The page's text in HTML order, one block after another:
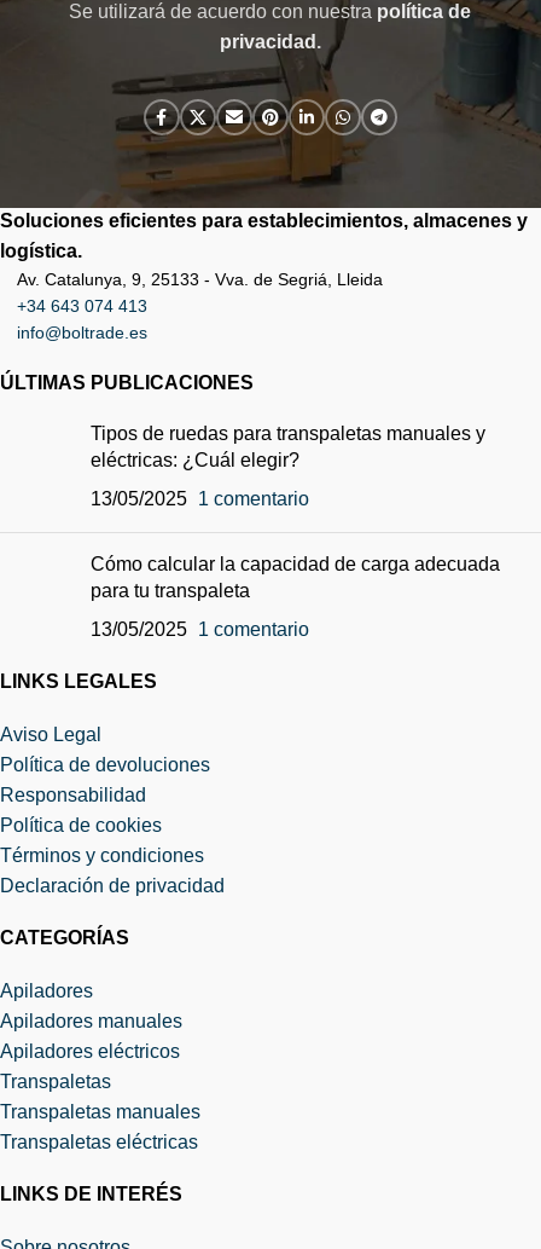
Se utilizará de acuerdo con nuestra política de
privacidad .
Soluciones eficientes para establecimientos, almacenes y
logística.
Av. Catalunya, 9, 25133 - Vva. de Segriá, Lleida
+34 643 074 413
info@boltrade.es
ÚLTIMAS PUBLICACIONES
Tipos de ruedas para transpaletas manuales y
eléctricas: ¿Cuál elegir?
13/05/2025 1 comentario
Cómo calcular la capacidad de carga adecuada
para tu transpaleta
13/05/2025 1 comentario
LINKS LEGALES
Aviso Legal
Política de devoluciones
Responsabilidad
Política de cookies
Términos y condiciones
Declaración de privacidad
CATEGORÍAS
Apiladores
Apiladores manuales
Apiladores eléctricos
Transpaletas
Transpaletas manuales
Transpaletas eléctricas
LINKS DE INTERÉS